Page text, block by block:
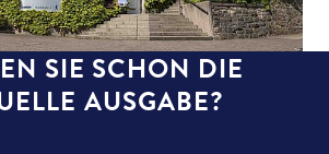
SIE SCHON DIE
AUSGABE?